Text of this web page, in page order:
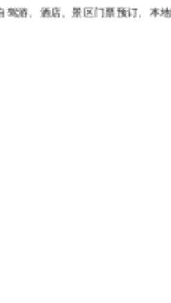
、酒店、景区门票预订、本地吃